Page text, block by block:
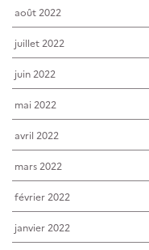
août 2022
juillet 2022
juin 2022
mai 2022
avril 2022
mars 2022
février 2022
janvier 2022